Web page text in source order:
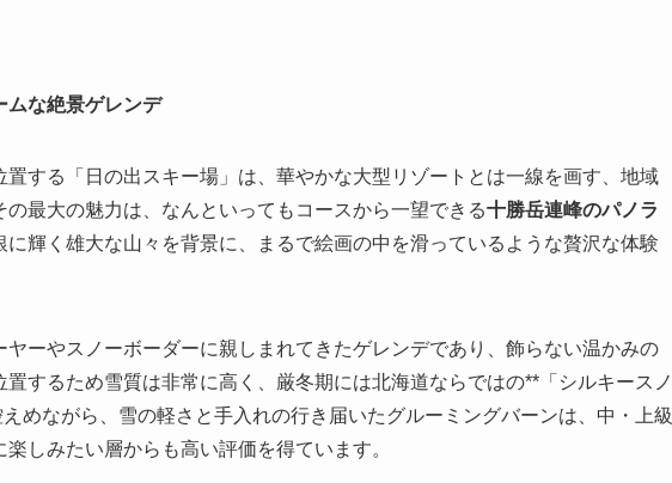
ムな絶景ゲレンデ
する「日の出スキー場」は、華やかな大型リゾートとは一線を画す、地域
最大の魅力は、なんといってもコースから一望できる十勝岳連峰のパノラ
に輝く雄大な山々を背景に、まるで絵画の中を滑っているような贅沢な体験
ーやスノーボーダーに親しまれてきたゲレンデであり、飾らない温かみの
するため雪質は非常に高く、厳冬期には北海道ならではの**「シルキースノ
めながら、雪の軽さと手入れの行き届いたグルーミングバーンは、中・上級
しみたい層からも高い評価を得ています。